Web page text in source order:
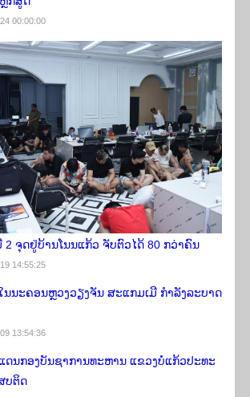
00:00:00
2 ຈຸດຢູ່ບ້ານໂນນແກ້ວ ຈັບຕົວໄດ້ 80 ກວ່າຄົນ
14:55:25
ນ​ນະ​ຄອນຫຼວງວຽງ​ຈ​ັນ ສະ​ແກມ​ເມີ ກຳ​ລັງ​ລະ​ບາດ
13:54:36
ດນກອງບັນຊາການທະຫານ ແຂວງບໍ່ແກ້ວປະທະ
ບຕິດ